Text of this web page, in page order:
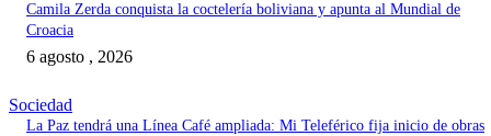
Camila Zerda conquista la coctelería boliviana y apunta al Mundial de
Croacia
6 agosto , 2026
Sociedad
La Paz tendrá una Línea Café ampliada: Mi Teleférico fija inicio de obras